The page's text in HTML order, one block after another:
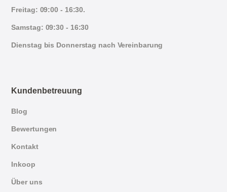
Freitag: 09:00 - 16:30.
Samstag: 09:30 - 16:30
Dienstag bis Donnerstag nach Vereinbarung
Kundenbetreuung
Blog
Bewertungen
Kontakt
Inkoop
Über uns